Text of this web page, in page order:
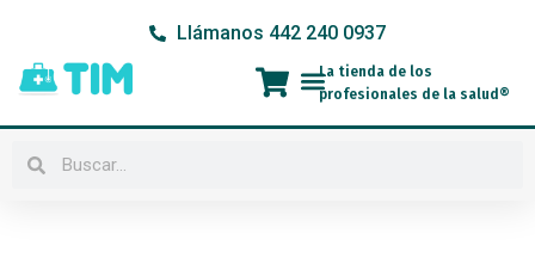
contenido
Llámanos 442 240 0937
Menú
La tienda de los
profesionales de la salud®
Buscar